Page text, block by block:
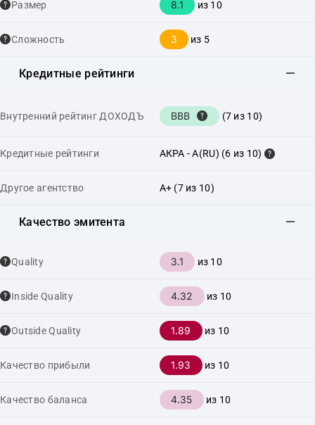
Размер 8.1 из 10
Сложность 3 из 5
Кредитные рейтинги
Внутренний рейтинг ДОХОДЪ BBB (7 из 10)
Кредитные рейтинги АКРА - A(RU) (6 из 10)
Другое агентство A+ (7 из 10)
Качество эмитента
Quality 3.1 из 10
Inside Quality 4.32 из 10
Outside Quality 1.89 из 10
Качество прибыли 1.93 из 10
Качество баланса 4.35 из 10